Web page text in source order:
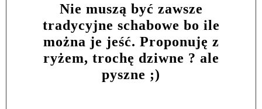
Nie muszą być zawsze
tradycyjne schabowe bo ile
można je jeść. Proponuję z
ryżem, trochę dziwne ? ale
pyszne ;)